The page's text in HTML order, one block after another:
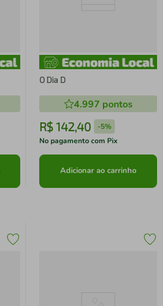
O Dia D
4.997 pontos
R$ 142,40 -5%
No pagamento com Pix
Adicionar ao carrinho